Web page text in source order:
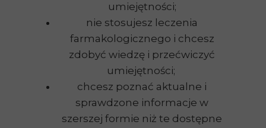
umiejętności;
nie stosujesz leczenia
farmakologicznego i chcesz
zdobyć wiedzę i przećwiczyć
umiejętności;
chcesz poznać aktualne i
sprawdzone informacje w
szerszej formie niż te dostępne